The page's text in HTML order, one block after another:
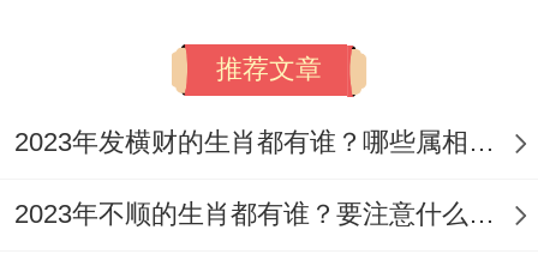
了状态.建议在手机设个健康提醒；
每小时起来活动五分钟。
饮食在领域 有个新趋势值得尝试—地中海饮
食法...深圳某互联网公司的双子座女生组了
推荐文章
2023年发横财的生肖都有谁？哪些属相财运旺盛？
2023年不顺的生肖都有谁？要注意什么呢？